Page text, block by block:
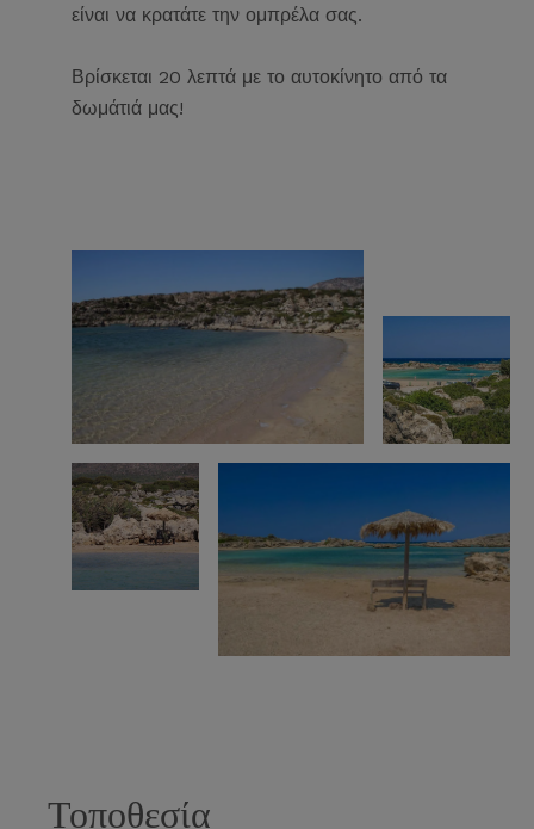
είναι να κρατάτε την ομπρέλα σας.
Βρίσκεται 20 λεπτά με το αυτοκίνητο από τα
δωμάτιά μας!
Τοποθεσία